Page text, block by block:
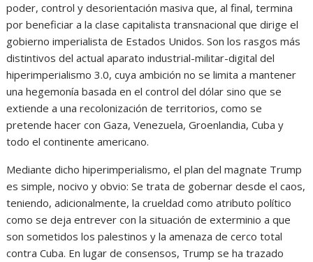
poder, control y desorientación masiva que, al final, termina
por beneficiar a la clase capitalista transnacional que dirige el
gobierno imperialista de Estados Unidos. Son los rasgos más
distintivos del actual aparato industrial-militar-digital del
hiperimperialismo 3.0, cuya ambición no se limita a mantener
una hegemonía basada en el control del dólar sino que se
extiende a una recolonización de territorios, como se
pretende hacer con Gaza, Venezuela, Groenlandia, Cuba y
todo el continente americano.
Mediante dicho hiperimperialismo, el plan del magnate Trump
es simple, nocivo y obvio: Se trata de gobernar desde el caos,
teniendo, adicionalmente, la crueldad como atributo político
como se deja entrever con la situación de exterminio a que
son sometidos los palestinos y la amenaza de cerco total
contra Cuba. En lugar de consensos, Trump se ha trazado